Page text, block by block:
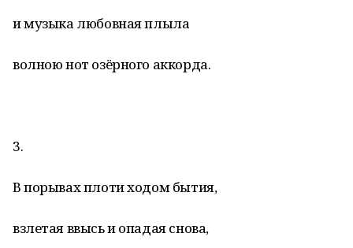
и музыка любовная плыла
волною нот озёрного аккорда.
3.
В порывах плоти ходом бытия,
взлетая ввысь и опадая снова,